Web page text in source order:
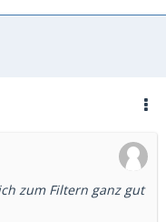
zum Filtern ganz gut